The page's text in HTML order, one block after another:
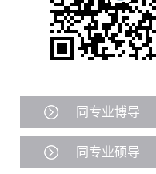
同专业博导
同专业硕导